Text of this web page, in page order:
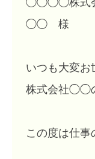
◯◯◯◯株式
◯◯ 様
いつも大変お
株式会社◯◯
この度は仕事